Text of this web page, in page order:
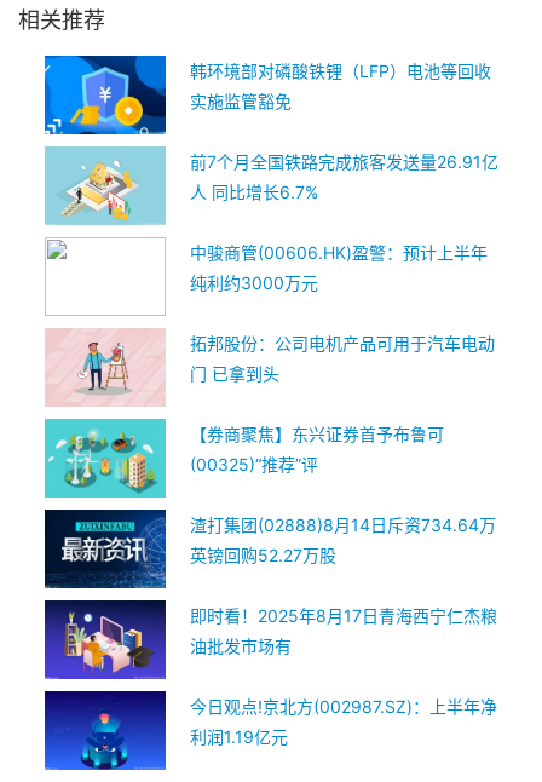
相关推荐
韩环境部对磷酸铁锂（LFP）电池等回收
实施监管豁免
前7个月全国铁路完成旅客发送量26.91亿
人 同比增长6.7%
中骏商管(00606.HK)盈警：预计上半年
纯利约3000万元
拓邦股份：公司电机产品可用于汽车电动
门 已拿到头
【券商聚焦】东兴证券首予布鲁可
(00325)“推荐”评
渣打集团(02888)8月14日斥资734.64万
英镑回购52.27万股
即时看！2025年8月17日青海西宁仁杰粮
油批发市场有
今日观点!京北方(002987.SZ)：上半年净
利润1.19亿元